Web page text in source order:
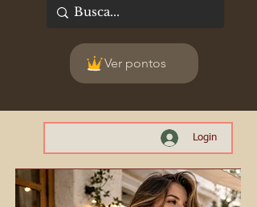
Ver pontos
Login